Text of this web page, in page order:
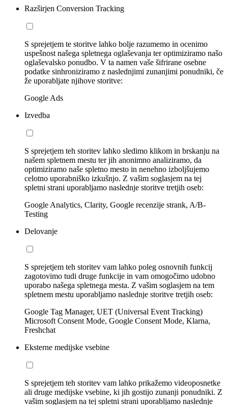
Razširjen Conversion Tracking
S sprejetjem te storitve lahko bolje razumemo in ocenimo
uspešnost našega spletnega oglaševanja ter optimiziramo našo
oglaševalsko ponudbo. V ta namen vaše šifrirane osebne
podatke sinhroniziramo z naslednjimi zunanjimi ponudniki, če
že uporabljate njihove storitve:
Google Ads
Izvedba
S sprejetjem teh storitev lahko sledimo klikom in brskanju na
našem spletnem mestu ter jih anonimno analiziramo, da
optimiziramo naše spletno mesto in nenehno izboljšujemo
celotno uporabniško izkušnjo. Z vašim soglasjem na tej
spletni strani uporabljamo naslednje storitve tretjih oseb:
Google Analytics, Clarity, Google recenzije strank, A/B-
Testing
Delovanje
S sprejetjem teh storitev vam lahko poleg osnovnih funkcij
zagotovimo tudi druge funkcije in vam omogočimo udobno
uporabo našega spletnega mesta. Z vašim soglasjem na tem
spletnem mestu uporabljamo naslednje storitve tretjih oseb:
Google Tag Manager, UET (Universal Event Tracking)
Microsoft Consent Mode, Google Consent Mode, Klarna,
Freshchat
Eksterne medijske vsebine
S sprejetjem teh storitev vam lahko prikažemo videoposnetke
ali druge medijske vsebine, ki jih gostijo zunanji ponudniki. Z
vašim soglasjem na tej spletni strani uporabljamo naslednje